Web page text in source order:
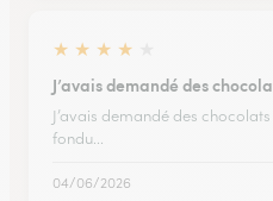
★ ★ ★ ★
J’avais demandé des
J’avais demandé des
fondu...
04/06/2026